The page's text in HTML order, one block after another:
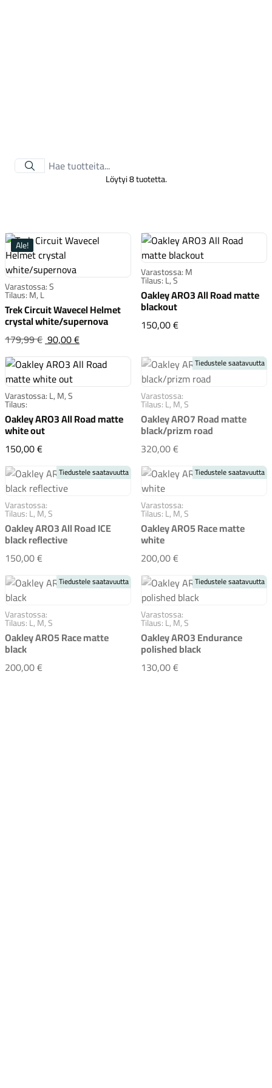
Renkaat
Komponentit
Katso koko valikoima
Löytyi 8 tuotetta.
Varastossa: S
Tilaus: M, L
Trek Circuit Wavecel Helmet
crystal white/supernova
179,99 €90,00 €
hinta
oli:179,99 €
Trek Circuit Wavecel Helmet crystal white/
Ale!
Varastossa: M
Tilaus: L, S
Oakley ARO3 All Road matte
blackout
150,00 €Oakley ARO3 All
Varastossa: L, M, S
Tilaus:
Oakley ARO3 All Road matte
white out
150,00 €Oakley ARO3 All Road matte white out
Varastossa:
Tilaus: L, M, S
Oakley ARO7 Road matte
black/prizm road
320,00 €Oakley ARO7 Road
Tiedustele saatavuutta
Varastossa:
Tilaus: L, M, S
Oakley ARO3 All Road ICE
black reflective
150,00 €Oakley ARO3 All Road ICE black reflective
Tiedustele saatavuutta
Varastossa:
Tilaus: L, M, S
Oakley ARO5 Race matte
white
200,00 €Oakley ARO5 Race
Tiedustele saatavuutta
Varastossa:
Tilaus: L, M, S
Oakley ARO5 Race matte
black
200,00 €Oakley ARO5 Race matte black
Tiedustele saatavuutta
Varastossa:
Tilaus: L, M, S
Oakley ARO3 Endurance
polished black
130,00 €Oakley ARO3
Tiedustele saatavuutta